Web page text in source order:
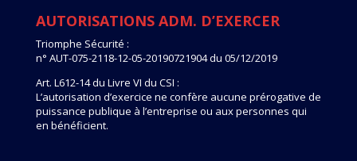
AUTORISATIONS ADM. D’EXERCER
Triomphe Sécurité :
n° AUT-075-2118-12-05-20190721904 du 05/12/2019
Art. L612-14 du Livre VI du CSI :
L’autorisation d’exercice ne confère aucune prérogative de
puissance publique à l’entreprise ou aux personnes qui
en bénéficient.